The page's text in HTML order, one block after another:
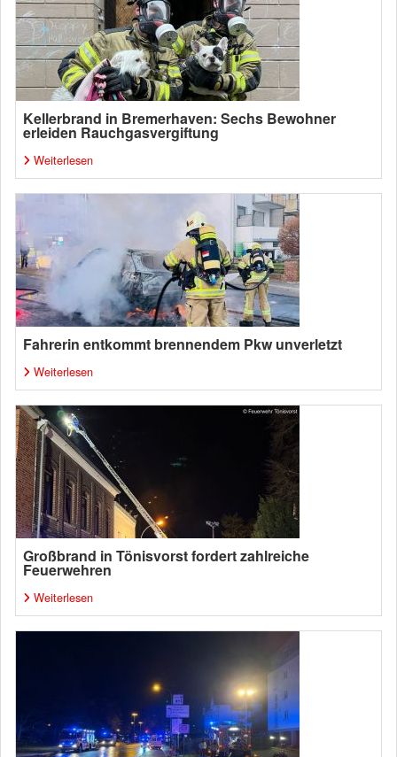
Kellerbrand in Bremerhaven: Sechs Bewohner
erleiden Rauchgasvergiftung
Weiterlesen
Fahrerin entkommt brennendem Pkw unverletzt
Weiterlesen
Großbrand in Tönisvorst fordert zahlreiche
Feuerwehren
Weiterlesen